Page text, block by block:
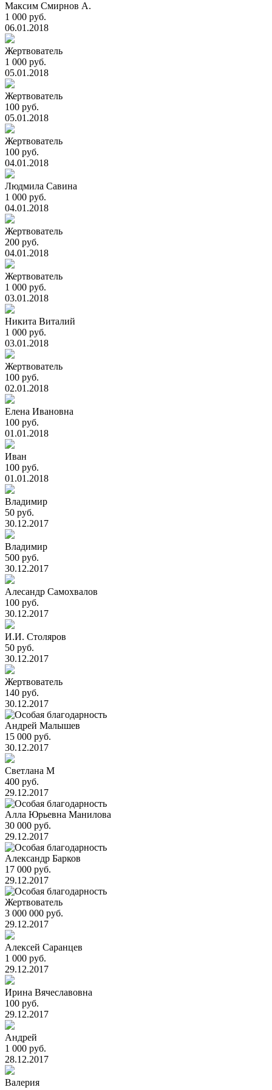
Максим Смирнов А.
1 000 руб.
06.01.2018
Жертвователь
1 000 руб.
05.01.2018
Жертвователь
100 руб.
05.01.2018
Жертвователь
100 руб.
04.01.2018
Людмила Савина
1 000 руб.
04.01.2018
Жертвователь
200 руб.
04.01.2018
Жертвователь
1 000 руб.
03.01.2018
Никита Виталий
1 000 руб.
03.01.2018
Жертвователь
100 руб.
02.01.2018
Елена Ивановна
100 руб.
01.01.2018
Иван
100 руб.
01.01.2018
Владимир
50 руб.
30.12.2017
Владимир
500 руб.
30.12.2017
Алесандр Самохвалов
100 руб.
30.12.2017
И.И. Столяров
50 руб.
30.12.2017
Жертвователь
140 руб.
30.12.2017
Андрей Малышев
15 000 руб.
30.12.2017
Светлана М
400 руб.
29.12.2017
Алла Юрьевна Манилова
30 000 руб.
29.12.2017
Александр Барков
17 000 руб.
29.12.2017
Жертвователь
3 000 000 руб.
29.12.2017
Алексей Саранцев
1 000 руб.
29.12.2017
Ирина Вячеславовна
100 руб.
29.12.2017
Андрей
1 000 руб.
28.12.2017
Валерия